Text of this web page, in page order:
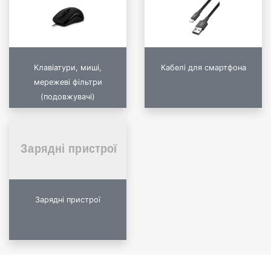
Клавіатури, миші,
мережеві фільтри
(подовжувачі)
Кабелі для смартфона
Зарядні пристрої